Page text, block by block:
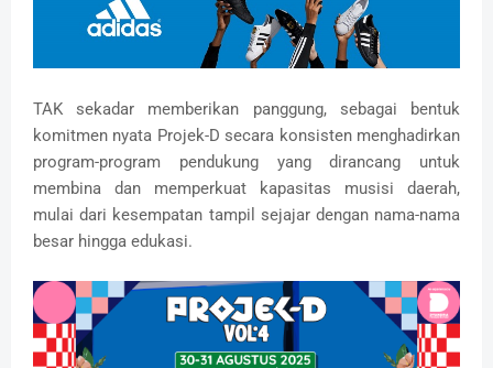
TAKsekadar memberikan panggung, sebagai bentuk
komitmen nyata Projek-D secara konsisten menghadirkan
program-program pendukung yang dirancang untuk
membina dan memperkuat kapasitas musisi daerah,
mulai dari kesempatan tampil sejajar dengan nama-nama
besar hingga edukasi.